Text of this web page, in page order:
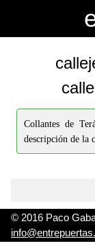
Collantes de
descripción de la
© 2016 Paco